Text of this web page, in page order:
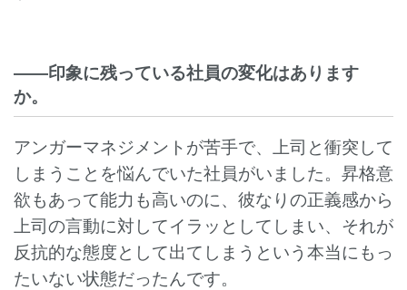
――印象に残っている社員の変化はあります
か。
アンガーマネジメントが苦手で、上司と衝突して
しまうことを悩んでいた社員がいました。昇格意
欲もあって能力も高いのに、彼なりの正義感から
上司の言動に対してイラッとしてしまい、それが
反抗的な態度として出てしまうという本当にもっ
たいない状態だったんです。